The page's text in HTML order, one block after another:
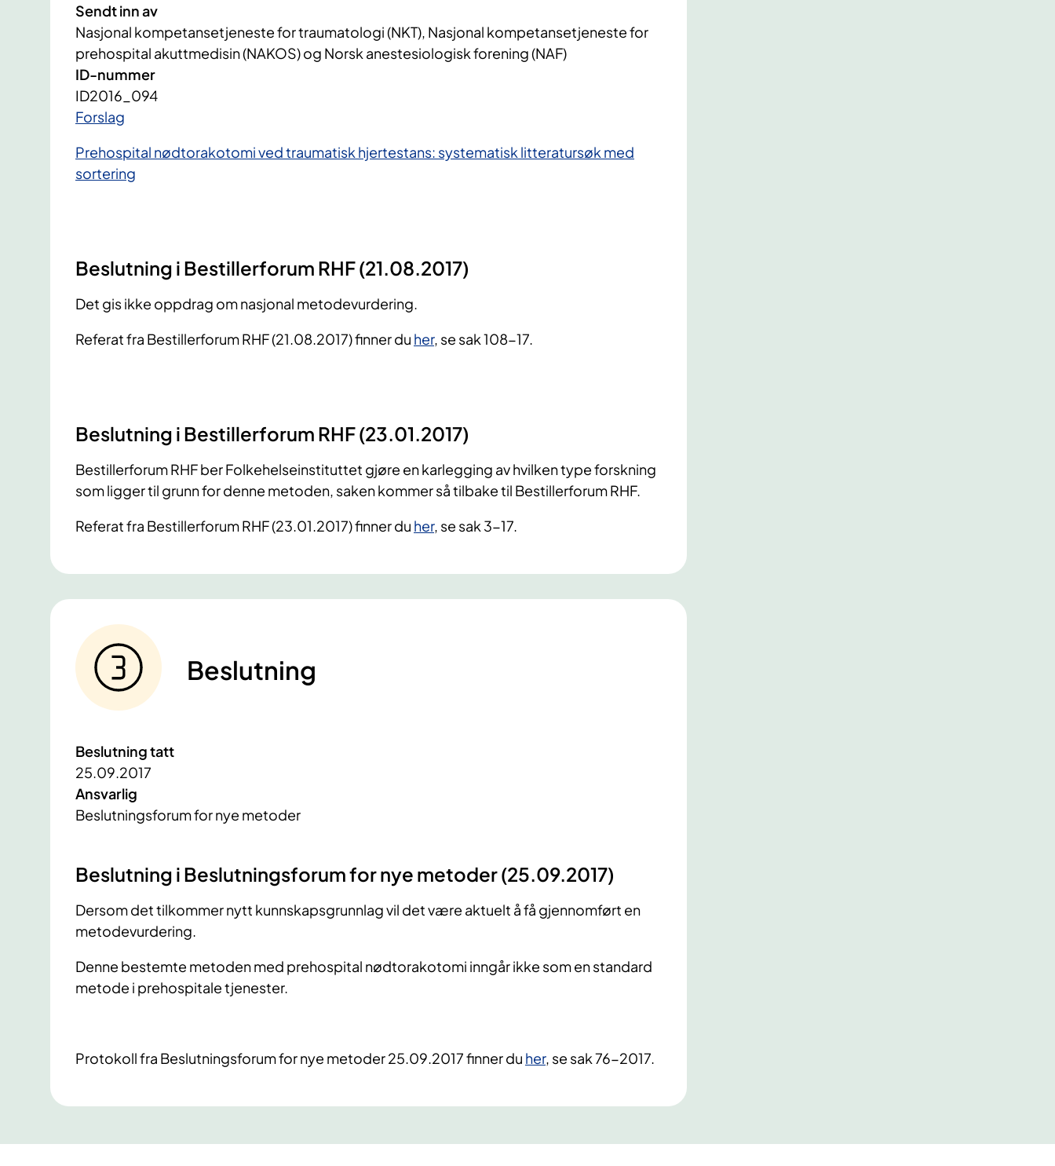
Sendt inn av
Nasjonal kompetansetjeneste for traumatologi (NKT), Nasjonal kompetansetjeneste for
prehospital akuttmedisin (NAKOS) og Norsk anestesiologisk forening (NAF)
ID-nummer
ID2016_094
​Forslag
Prehospital nødtorakotomi ved traumatisk hjertestans: systematisk litteratursøk med
sortering
Beslutning i Bestillerforum RHF (21.08.2017)
Det gis ikke oppdrag om nasjonal metodevurdering.
Referat fra Bestillerforum RHF (21.08.2017) finner du her, se sak 108-17.
Beslutning i Bestillerforum RHF (23.01.2017)
Bestillerforum RHF ber Folkehelseinstituttet gjøre en karlegging av hvilken type forskning
som ligger til grunn for denne metoden, saken kommer så tilbake til Bestillerforum RHF.
Referat fra Bestillerforum RHF (23.01.2017) finner du her, se sak 3-17.
Beslutning
Beslutning tatt
25.09.2017
Ansvarlig
Beslutningsforum for nye metoder
​Beslutning i Beslutningsforum for nye metoder (25.09.2017)
Dersom det tilkommer nytt kunnskapsgrunnlag vil det være aktuelt å få gjennomført en
metodevurdering.
Denne bestemte metoden med prehospital nødtorakotomi inngår ikke som en standard
metode i prehospitale tjenester.
Protokoll fra Beslutningsforum for nye metoder 25.09.2017 finner du her, se sak 76-2017.